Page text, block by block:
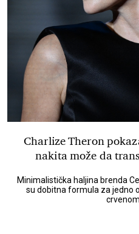
Charlize Theron
nakita može da
Minimalistička haljina brenda
su dobitna formula za jedno